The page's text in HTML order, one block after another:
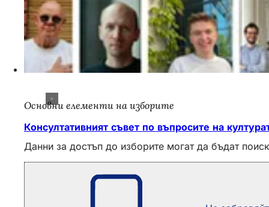
Основни елементи на изборите
Консултативният съвет по въпросите на
Данни за достъп до изборите могат да бъдат